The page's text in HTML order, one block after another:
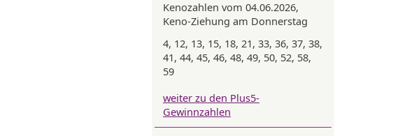
Kenozahlen vom 04.06.2026,
Keno-Ziehung am Donnerstag
4, 12, 13, 15, 18, 21, 33, 36, 37, 38,
41, 44, 45, 46, 48, 49, 50, 52, 58,
59
weiter zu den Plus5-
Gewinnzahlen